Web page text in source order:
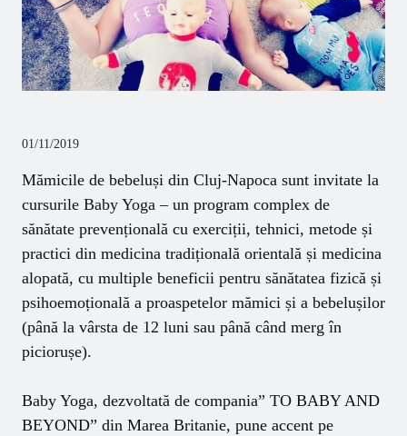
01/11/2019
Mămicile de bebeluși din Cluj-Napoca sunt invitate la
cursurile Baby Yoga – un program complex de
sănătate prevențională cu exerciții, tehnici, metode și
practici din medicina tradițională orientală și medicina
alopată, cu multiple beneficii pentru sănătatea fizică și
psihoemoțională a proaspetelor mămici și a bebelușilor
(până la vârsta de 12 luni sau până când merg în
piciorușe).
Baby Yoga, dezvoltată de compania” TO BABY AND
BEYOND” din Marea Britanie, pune accent pe